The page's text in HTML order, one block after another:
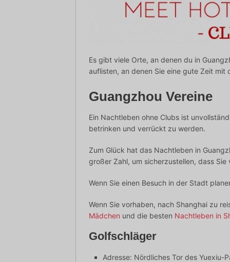
Es gibt viele Orte, an denen du in
auflisten, an denen Sie eine gute Zeit mit
Guangzhou Vereine
Ein Nachtleben ohne Clubs ist
betrinken und verrückt zu werden.
Zum Glück hat das Nachtleben in
großer Zahl, um sicherzustellen, dass Sie
Wenn Sie einen Besuch in der Stadt
Wenn Sie vorhaben, nach Shanghai zu
Mädchen und die besten Nachtleben in
Golfschläger
Adresse: Nördliches Tor des Yuexiu-